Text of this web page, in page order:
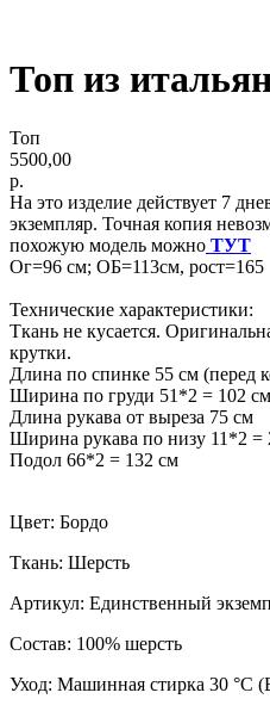
Топ из
Топ
5500,00
р.
На это изделие действует 7
экземпляр. Точная копия
похожую модель можно ТУТ
Ог=96 см; ОБ=113см, рост=165
Технические характеристики:
Ткань не кусается.
крутки.
Длина по спинке 55 см (перед
Ширина по груди 51*2 = 102 см
Длина рукава от выреза 75 см
Ширина рукава по низу 11*2 =
Подол 66*2 = 132 см
Цвет: Бордо
Ткань: Шерсть
Артикул: Единственный
Состав: 100% шерсть
Уход: Машинная стирка 30